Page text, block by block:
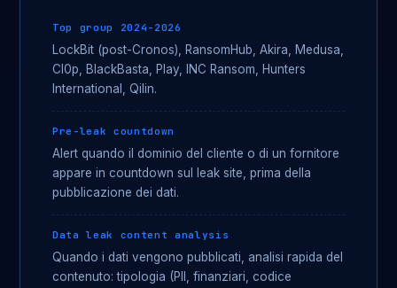
Top group 2024-2026
LockBit (post-Cronos), RansomHub, Akira, Medusa,
Cl0p, BlackBasta, Play, INC Ransom, Hunters
International, Qilin.
Pre-leak countdown
Alert quando il dominio del cliente o di un fornitore
appare in countdown sul leak site, prima della
pubblicazione dei dati.
Data leak content analysis
Quando i dati vengono pubblicati, analisi rapida del
contenuto: tipologia (PII, finanziari, codice